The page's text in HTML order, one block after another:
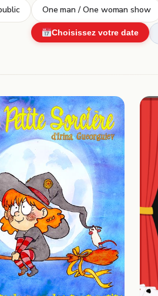
One man / One woman show
Choisissez votre date